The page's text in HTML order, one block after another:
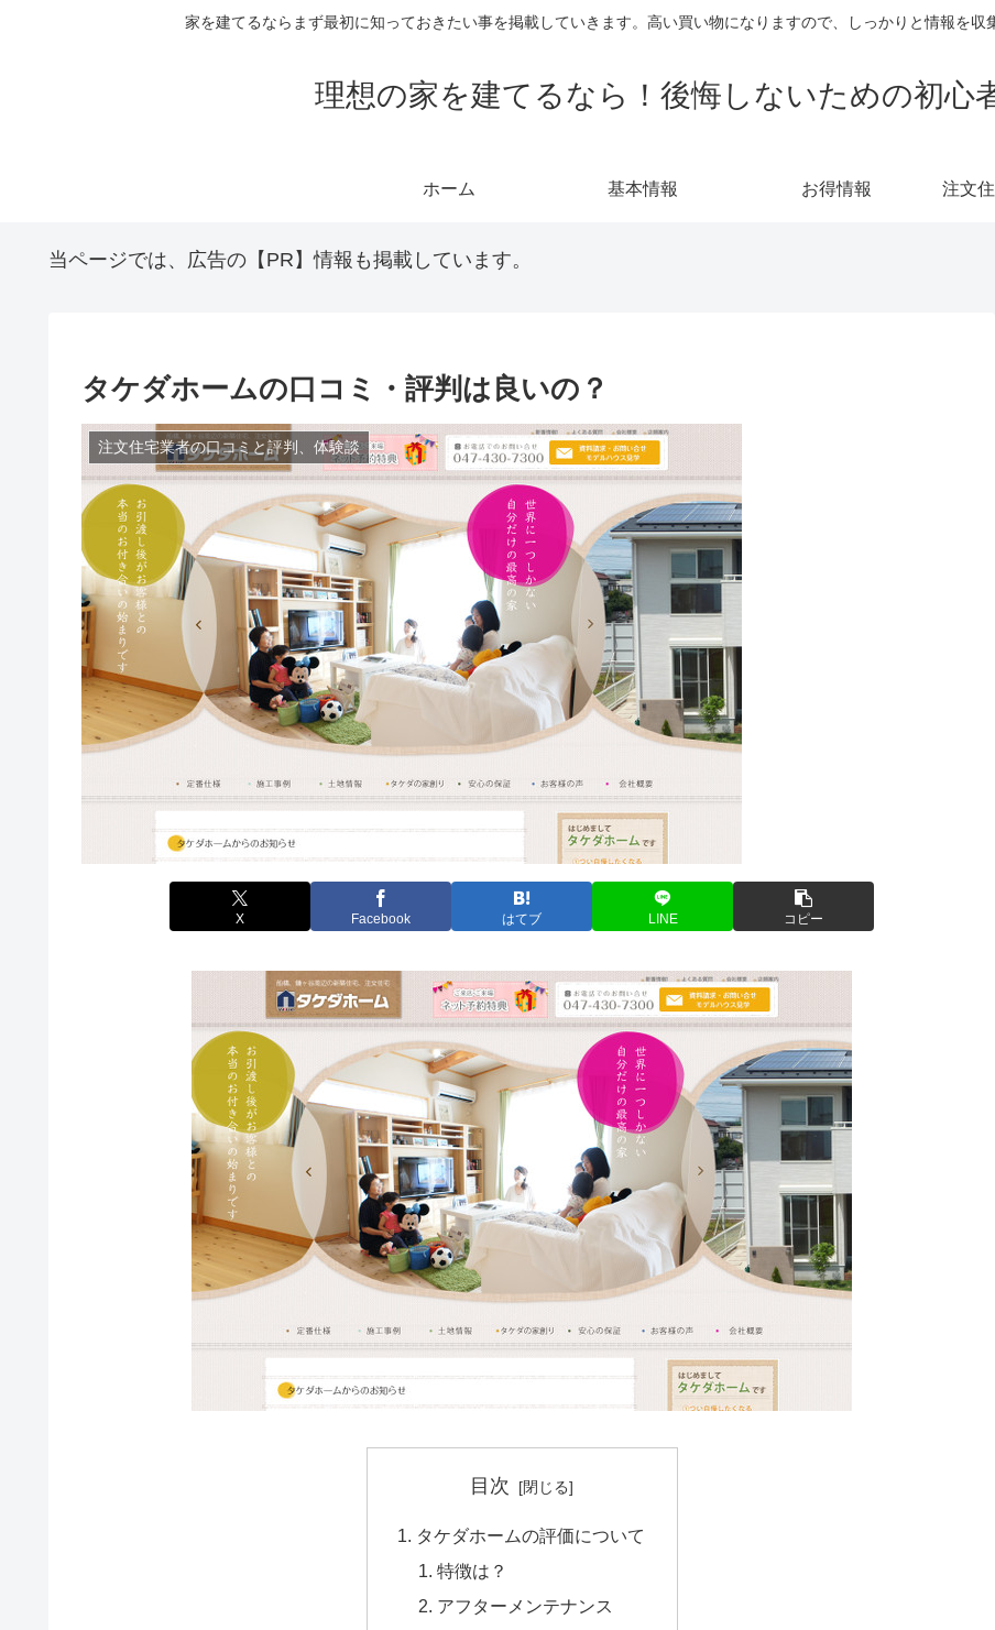
家を建てるならまず最初に知っておきたい事を掲載していきます。高い買い物になりますので、しっかりと情報を収
理想の家を建てるなら！後悔しないための初心
ホーム 基本情報 お得情報 注文
当ページでは、広告の【PR】情報も掲載しています。
タケダホームの口コミ・評判は良いの？
注文住宅業者の口コミと評判、体験談
X Facebook はてブ LINE コピー
目次
タケダホームの評価について
特徴は？
アフターメンテナンス